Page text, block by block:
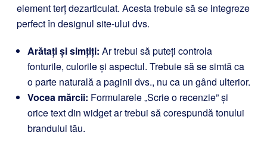
element terț dezarticulat. Acesta trebuie să se integreze
perfect în designul site-ului dvs.
Arătați și simțiți: Ar trebui să puteți controla
fonturile, culorile și aspectul. Trebuie să se simtă ca
o parte naturală a paginii dvs., nu ca un gând ulterior.
Vocea mărcii: Formularele „Scrie o recenzie” și
orice text din widget ar trebui să corespundă tonului
brandului tău.